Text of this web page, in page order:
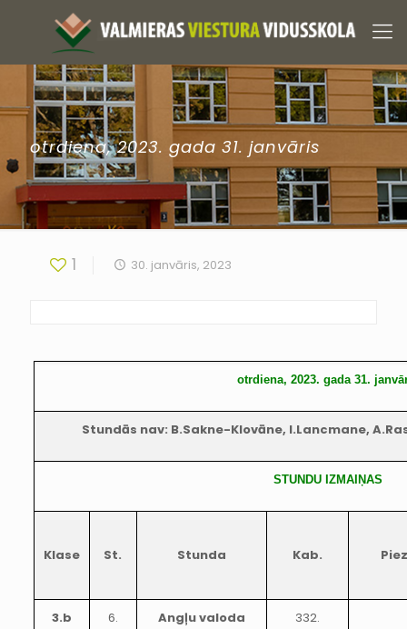
otrdiena, 2023. gada 31. janvāris
1 30. janvāris, 2023
otrdiena, 2023. gada 31.
Stundās nav: B.Sakne-Klovāne, I.Lancmane,
STUNDU IZMAIŅAS
Klase St. Stunda Kab.
3.b 6. Angļu valoda 332.